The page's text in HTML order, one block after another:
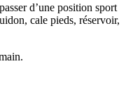
d’une position sport
cale pieds, réservoir,